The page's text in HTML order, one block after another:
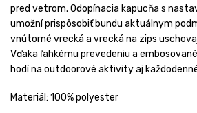
pred vetrom. Odopínacia kapucňa s
umožní prispôsobiť bundu aktuálnym
vnútorné vrecká a vrecká na zips
Vďaka ľahkému prevedeniu a
hodí na outdoorové aktivity aj
Materiál: 100% polyester